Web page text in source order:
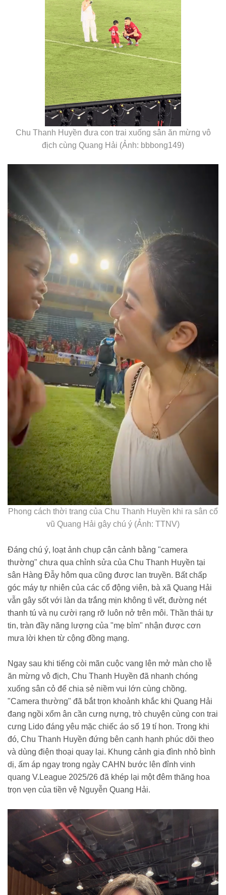
Chu Thanh Huyền đưa con trai xuống sân ăn mừng vô
địch cùng Quang Hải (Ảnh: bbbong149)
Phong cách thời trang của Chu Thanh Huyền khi ra sân cổ
vũ Quang Hải gây chú ý (Ảnh: TTNV)
Đáng chú ý, loạt ảnh chụp cận cảnh bằng "camera
thường" chưa qua chỉnh sửa của Chu Thanh Huyền tại
sân Hàng Đẫy hôm qua cũng được lan truyền. Bất chấp
góc máy tự nhiên của các cổ động viên, bà xã Quang Hải
vẫn gây sốt với làn da trắng mịn không tì vết, đường nét
thanh tú và nụ cười rạng rỡ luôn nở trên môi. Thần thái tự
tin, tràn đầy năng lượng của "mẹ bỉm" nhận được cơn
mưa lời khen từ cộng đồng mạng.
Ngay sau khi tiếng còi mãn cuộc vang lên mở màn cho lễ
ăn mừng vô địch, Chu Thanh Huyền đã nhanh chóng
xuống sân cỏ để chia sẻ niềm vui lớn cùng chồng.
"Camera thường" đã bắt trọn khoảnh khắc khi Quang Hải
đang ngồi xổm ân cần cưng nựng, trò chuyện cùng con trai
cưng Lido đáng yêu mặc chiếc áo số 19 tí hon. Trong khi
đó, Chu Thanh Huyền đứng bên cạnh hạnh phúc dõi theo
và dùng điện thoại quay lại. Khung cảnh gia đình nhỏ bình
dị, ấm áp ngay trong ngày CAHN bước lên đỉnh vinh
quang V.League 2025/26 đã khép lại một đêm thăng hoa
trọn vẹn của tiền vệ Nguyễn Quang Hải.